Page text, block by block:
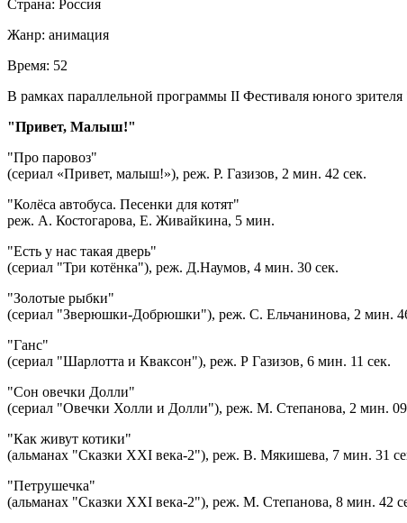
Страна: Россия
Жанр: анимация
Время: 52
В рамках параллельной программы II Фестиваля юного
"Привет, Малыш!"
"Про паровоз"
(сериал «Привет, малыш!»), реж. Р. Газизов, 2 мин. 42 сек.
"Колёса автобуса. Песенки для котят"
реж. А. Костогарова, Е. Живайкина, 5 мин.
"Есть у нас такая дверь"
(сериал "Три котёнка"), реж. Д.Наумов, 4 мин. 30 сек.
"Золотые рыбки"
(сериал "Зверюшки-Добрюшки"), реж. С. Ельчанинова, 2 мин.
"Ганс"
(сериал "Шарлотта и Кваксон"), реж. Р Газизов, 6 мин. 11 сек.
"Сон овечки Долли"
(сериал "Овечки Холли и Долли"), реж. М. Степанова, 2 мин. 09
"Как живут котики"
(альманах "Сказки XXI века-2"), реж. В. Мякишева, 7 мин. 31
"Петрушечка"
(альманах "Сказки XXI века-2"), реж. М. Степанова, 8 мин. 42